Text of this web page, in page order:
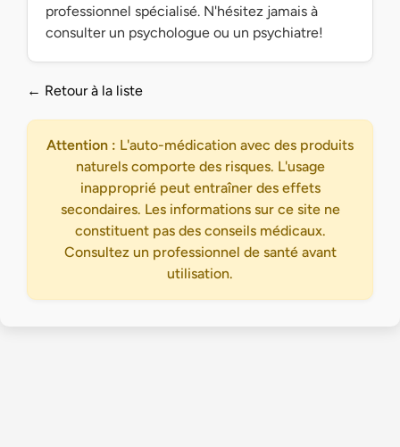
professionnel spécialisé. N'hésitez jamais à
consulter un psychologue ou un psychiatre!
← Retour à la liste
Attention : L'auto-médication avec des produits
naturels comporte des risques. L'usage
inapproprié peut entraîner des effets
secondaires. Les informations sur ce site ne
constituent pas des conseils médicaux.
Consultez un professionnel de santé avant
utilisation.